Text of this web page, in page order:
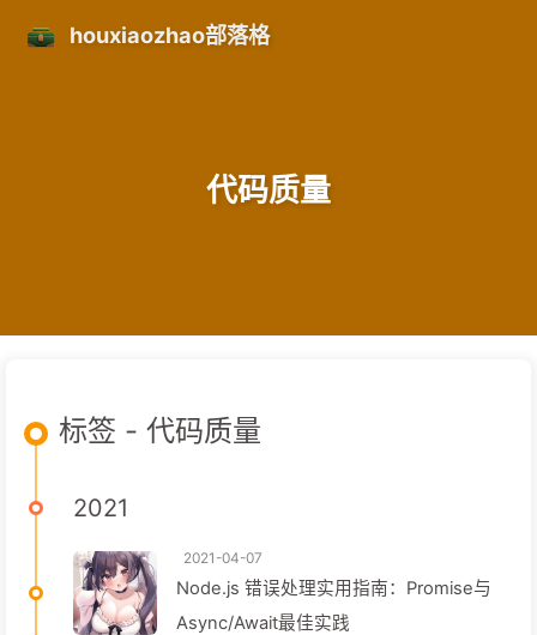
houxiaozhao部落格
代码质量
标签 - 代码质量
2021
2021-04-07
Node.js 错误处理实用指南：Promise与
Async/Await最佳实践